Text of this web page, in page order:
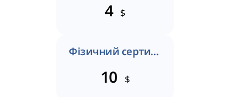
4 $
Фізичний сертифікат
10 $